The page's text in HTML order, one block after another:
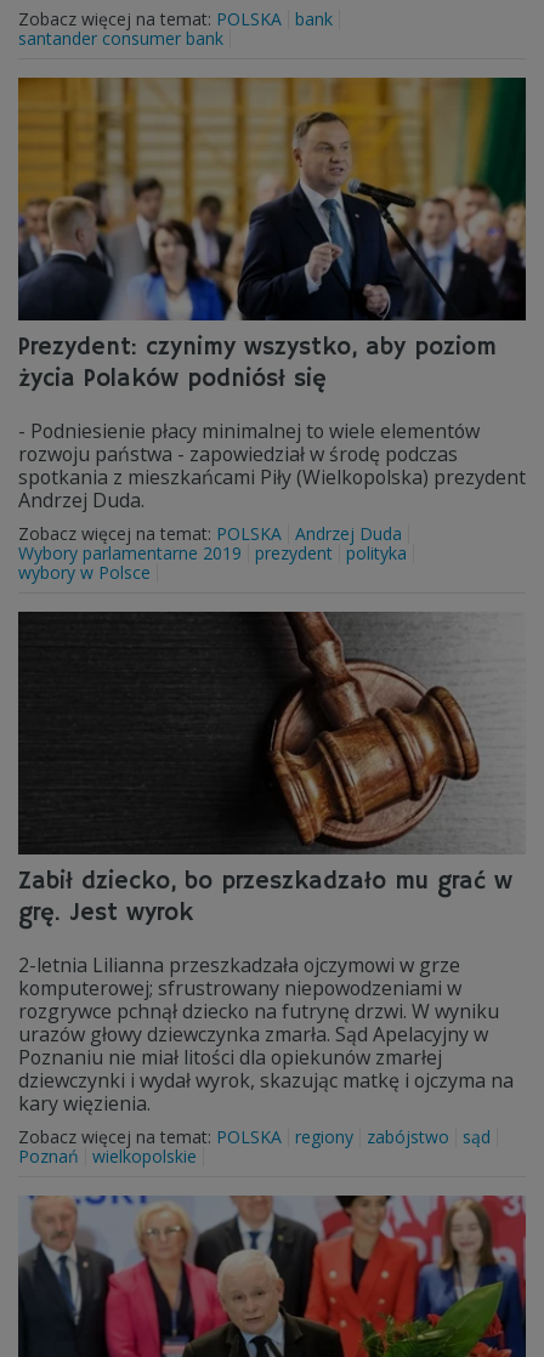
Zobacz więcej na temat: POLSKA
bank
santander consumer bank
Prezydent: czynimy wszystko, aby poziom
życia Polaków podniósł się
- Podniesienie płacy minimalnej to wiele elementów
rozwoju państwa - zapowiedział w środę podczas
spotkania z mieszkańcami Piły (Wielkopolska) prezydent
Andrzej Duda.
Zobacz więcej na temat: POLSKA Andrzej Duda
Wybory parlamentarne 2019
prezydent
polityka
wybory w Polsce
Zabił dziecko, bo przeszkadzało mu grać w
grę. Jest wyrok
2-letnia Lilianna przeszkadzała ojczymowi w grze
komputerowej; sfrustrowany niepowodzeniami w
rozgrywce pchnął dziecko na futrynę drzwi. W wyniku
urazów głowy dziewczynka zmarła. Sąd Apelacyjny w
Poznaniu nie miał litości dla opiekunów zmarłej
dziewczynki i wydał wyrok, skazując matkę i ojczyma na
kary więzienia.
Zobacz więcej na temat: POLSKA regiony zabójstwo
sąd
Poznań
wielkopolskie